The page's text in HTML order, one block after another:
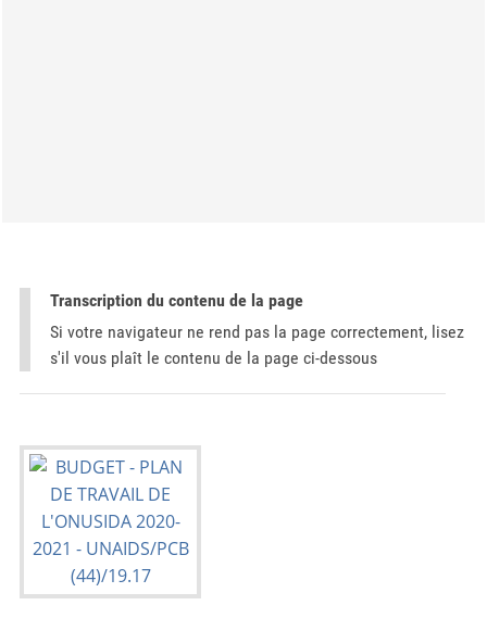
Transcription du contenu de la page
Si votre navigateur ne rend pas la page correctement, lisez
s'il vous plaît le contenu de la page ci-dessous